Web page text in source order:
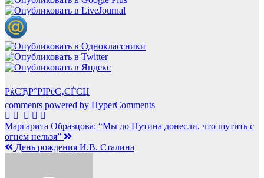
РќСЂР°РІРёС‚СЃСЏ
comments powered by HyperComments
Навигация
по
Маргарита Образцова: “Мы до Путина донесли, что шутить с
огнем нельзя”
День рождения И.В. Сталина